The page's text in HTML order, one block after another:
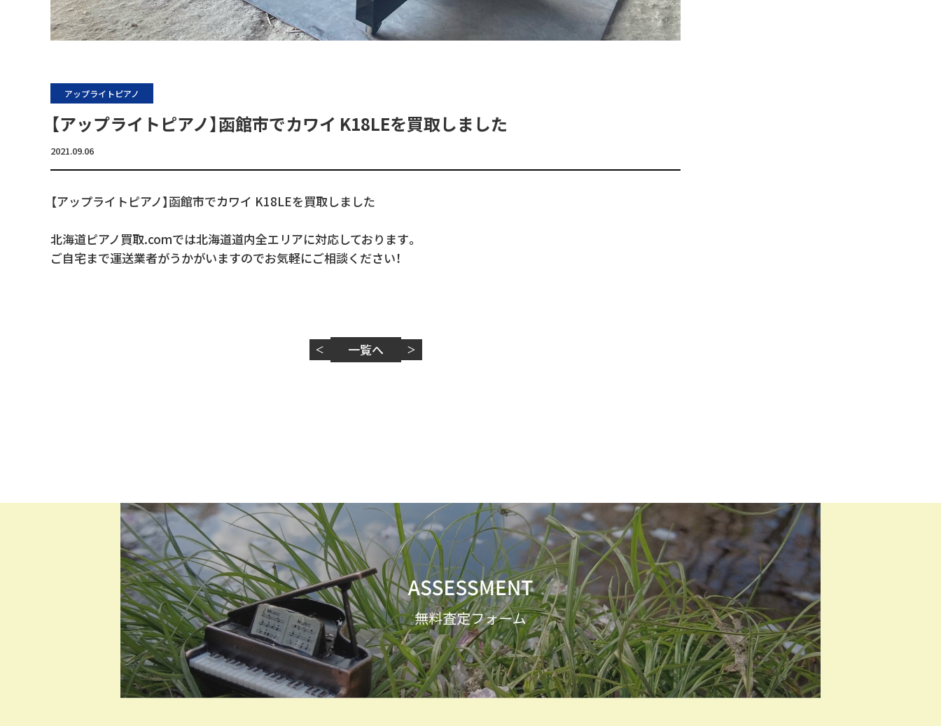
アップライトピアノ
【アップライトピアノ】函館市でカワイ K18LEを買取しました
2021.09.06
【アップライトピアノ】函館市でカワイ K18LEを買取しました
北海道ピアノ買取.comでは北海道道内全エリアに対応しております。
ご自宅まで運送業者がうかがいますのでお気軽にご相談ください！
＜ 一覧へ ＞